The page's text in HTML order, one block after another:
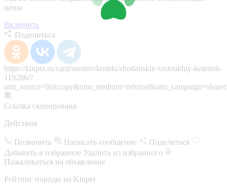
цены
Включить
Поделиться
https://kinpet.ru/card/saratov/koshki/shotlanskiy-visloukhiy-kotenok-
119286/?
Ссылка скопирована
Действия
Позвонить Написать сообщение
Поделиться
Добавить в избранное Удалить из избранного
Пожаловаться на объявление
Рейтинг породы на Kinpet